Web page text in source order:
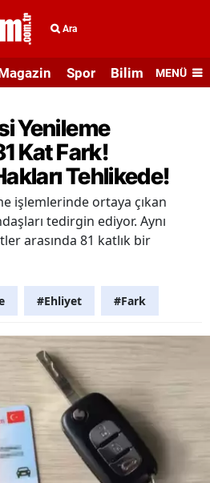
Ara
Spor Bilim veMENÜ
Yenileme
Kat Fark!
Tehlikede!
işlemlerinde ortaya çıkan
tedirgin ediyor. Aynı
arasında 81 katlık bir
#Ehliyet #Fark